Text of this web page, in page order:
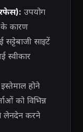
उपयोग
के कारण
सट्टेबाजी साइटें
स्वीकार
होने
को विभिन्न
लेनदेन करने